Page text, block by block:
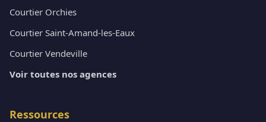
Courtier Orchies
Courtier Saint-Amand-les-Eaux
Courtier Vendeville
Voir toutes nos agences
Ressources